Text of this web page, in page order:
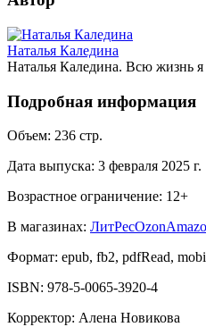
Наталья Каледина
Наталья Каледина. Всю жизнь
Подробная информация
Объем: 236 стр.
Дата выпуска: 3 февраля 2025 г.
Возрастное ограничение: 12+
В магазинах: ЛитРесOzon
Формат: epub, fb2, pdfRead, mobi
ISBN: 978-5-0065-3920-4
Корректор: Алена Новикова